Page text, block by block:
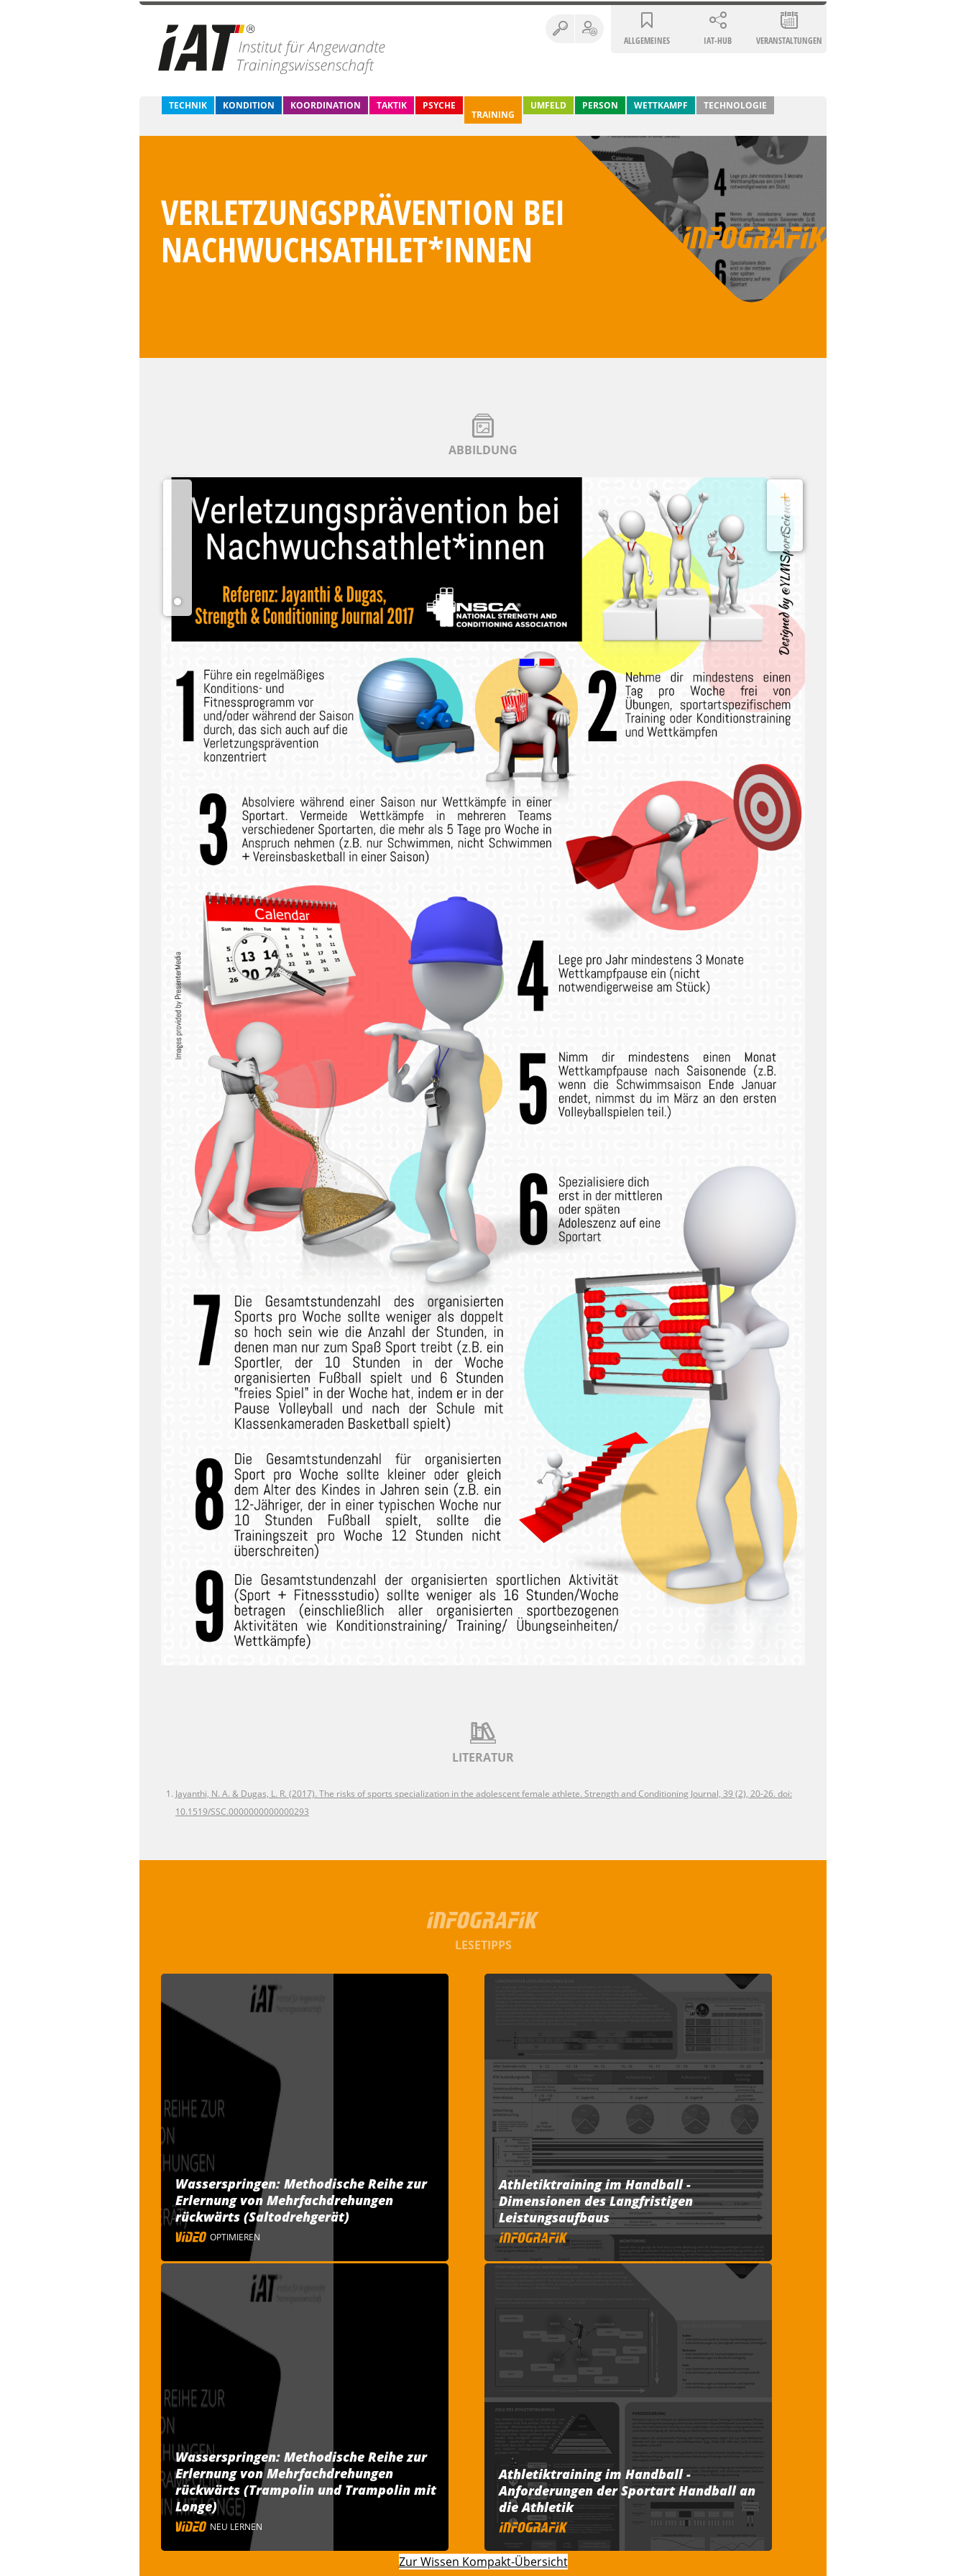
ALLGEMEINES IAT-HUB VERANSTALTUNGEN
TECHNIK KONDITION KOORDINATION TAKTIK PSYCHE
TRAINING
UMFELD PERSON WETTKAMPF TECHNOLOGIE
VERLETZUNGSPRÄVENTION BEI
NACHWUCHSATHLET*INNEN
ABBILDUNG
LITERATUR
Jayanthi, N. A. & Dugas, L. R. (2017). The risks of sports specialization in the adolescent female athlete. Strength and Conditioning Journal, 39 (2), 20-26. doi:
10.1519/SSC.0000000000000293
LESETIPPS
Wasserspringen: Methodische Reihe zur
Erlernung von Mehrfachdrehungen
rückwärts (Saltodrehgerät)
OPTIMIEREN
Athletiktraining im Handball -
Dimensionen des Langfristigen
Leistungsaufbaus
Wasserspringen: Methodische Reihe zur
Erlernung von Mehrfachdrehungen
rückwärts (Trampolin und Trampolin mit
Longe)
NEU LERNEN
Athletiktraining im Handball -
Anforderungen der Sportart Handball an
die Athletik
Zur Wissen Kompakt-Übersicht